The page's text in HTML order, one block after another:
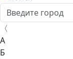
〈
А
Б